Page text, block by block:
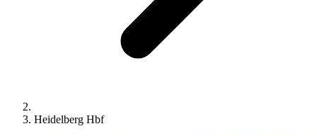
Heidelberg Hbf